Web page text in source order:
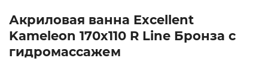
Акриловая ванна Excellent
Kameleon 170x110 R Line Бронза с
гидромассажем